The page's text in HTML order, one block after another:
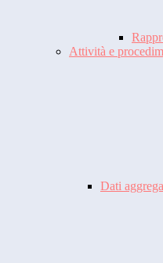
Attività e
Dati